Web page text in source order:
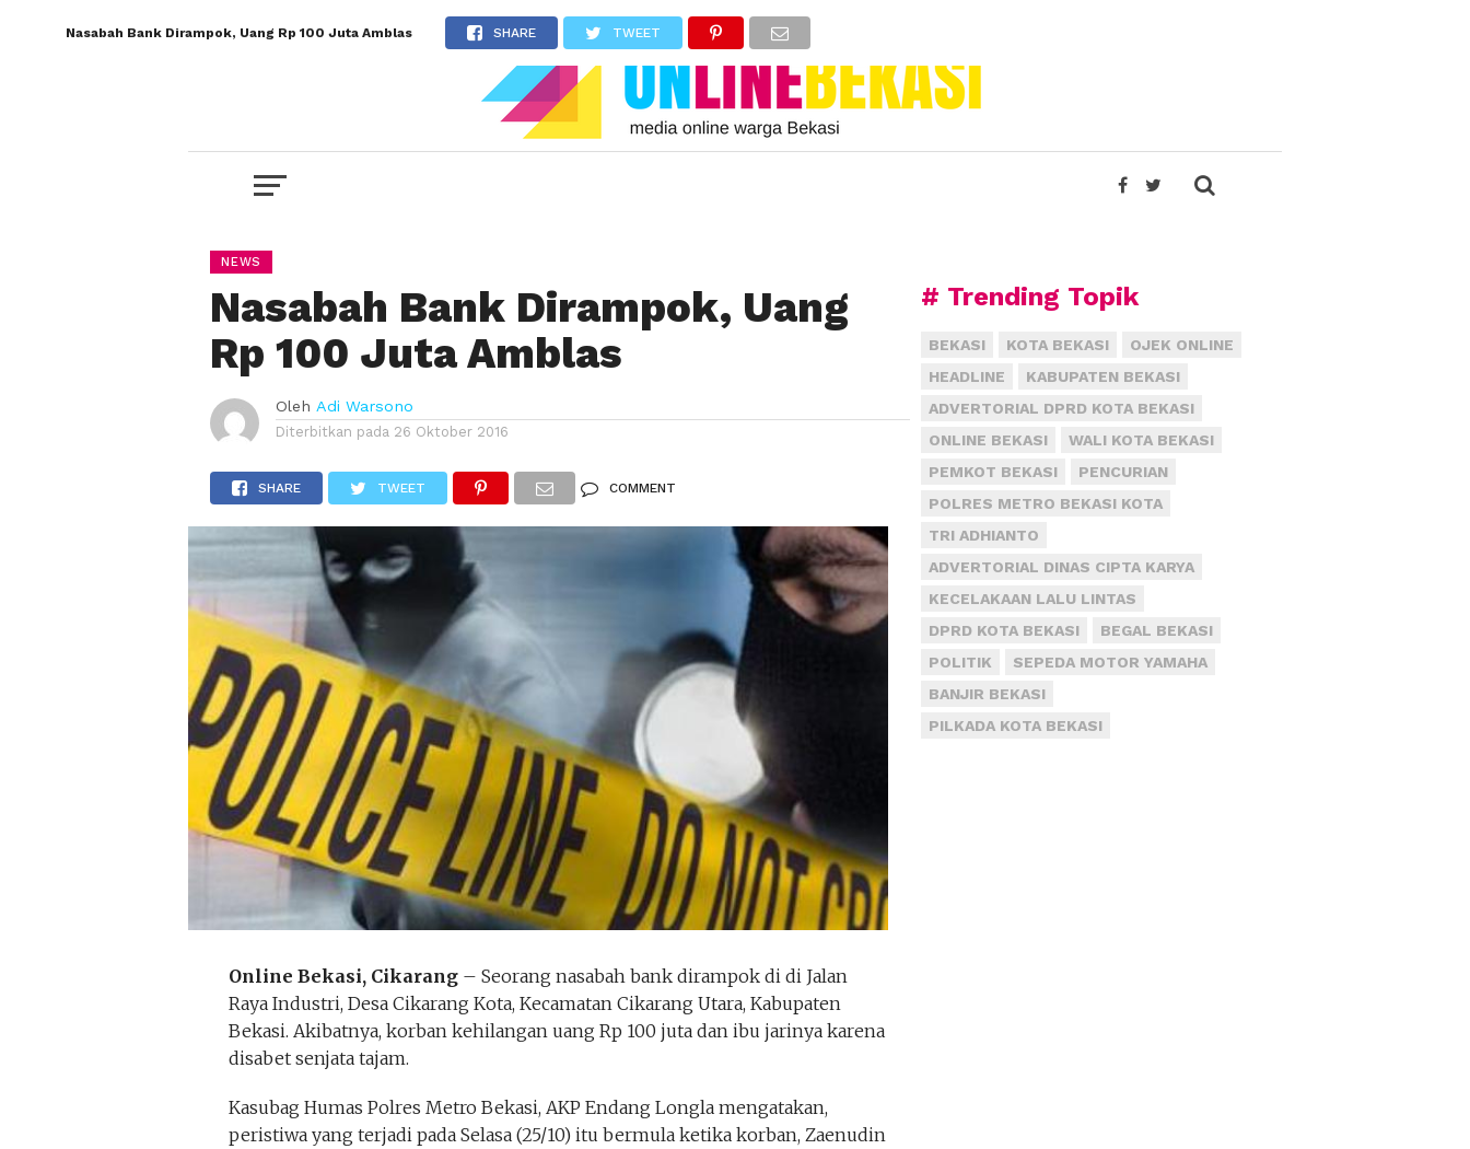
Nasabah Bank Dirampok, Uang Rp 100 Juta Amblas SHARE TWEET
NEWS
Nasabah Bank Dirampok, Uang
Rp 100 Juta Amblas
Oleh Adi Warsono
Diterbitkan pada 26 Oktober 2016
SHARE TWEET COMMENT
Online Bekasi, Cikarang– Seorang nasabah bank dirampok di di Jalan
Raya Industri, Desa Cikarang Kota, Kecamatan Cikarang Utara, Kabupaten
Bekasi. Akibatnya, korban kehilangan uang Rp 100 juta dan ibu jarinya karena
disabet senjata tajam.
Kasubag Humas Polres Metro Bekasi, AKP Endang Longla mengatakan,
peristiwa yang terjadi pada Selasa (25/10) itu bermula ketika korban, Zaenudin
# Trending Topik
BEKASI KOTA BEKASI
OJEK ONLINE
HEADLINE
KABUPATEN BEKASI
ADVERTORIAL DPRD KOTA BEKASI
ONLINE BEKASI
WALI KOTA BEKASI
PEMKOT BEKASI
PENCURIAN
POLRES METRO BEKASI KOTA
TRI ADHIANTO
ADVERTORIAL DINAS CIPTA KARYA
KECELAKAAN LALU LINTAS
DPRD KOTA BEKASI
BEGAL BEKASI
POLITIK
SEPEDA MOTOR YAMAHA
BANJIR BEKASI
PILKADA KOTA BEKASI